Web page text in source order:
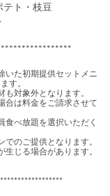
テト・枝豆
いた初期提供セットメニ
す。
対象外となります。
合は料金をご請求させて
べ放題を選択いただく
のご提供となります。
じる場合があります。